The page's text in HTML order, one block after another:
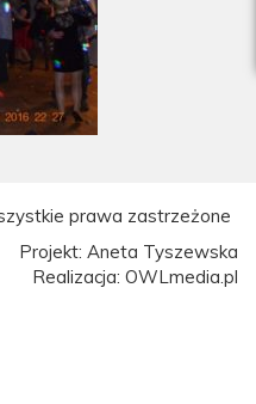
prawa zastrzeżone
Projekt: Aneta Tyszewska
Realizacja: OWLmedia.pl